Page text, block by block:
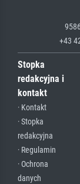
+43
Stopka
redakcyjna i
kontakt
· Kontakt
· Stopka
redakcyjna
· Regulamin
· Ochrona
danych